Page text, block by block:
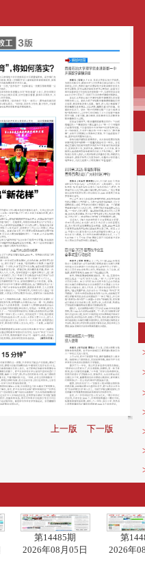
上一版 下一版
第14485期
2026年08月05日
第
2026年